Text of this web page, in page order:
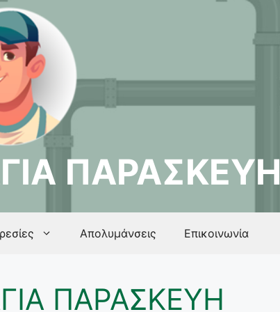
ΠΑΡΑΣΚΕΥΗ
Απολυμάνσεις Επικοινωνία
ΠΑΡΑΣΚΕΥΗ